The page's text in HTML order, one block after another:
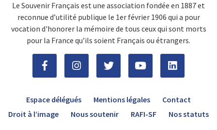
Le Souvenir Français est une association fondée en 1887 et
reconnue d’utilité publique le 1er février 1906 qui a pour
vocation d'honorer la mémoire de tous ceux qui sont morts
pour la France qu’ils soient Français ou étrangers.
Espace délégués Mentions légales
Contact
Droit à l’image
Nous soutenir RAFI-SF Nos statuts